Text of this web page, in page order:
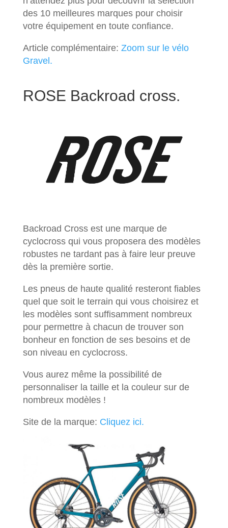
des 10 meilleures marques pour choisir
votre équipement en toute confiance.
Article complémentaire: Zoom sur le vélo
Gravel.
ROSE Backroad cross.
Backroad Cross est une marque de
cyclocross qui vous proposera des modèles
robustes ne tardant pas à faire leur preuve
dès la première sortie.
Les pneus de haute qualité resteront fiables
quel que soit le terrain qui vous choisirez et
les modèles sont suffisamment nombreux
pour permettre à chacun de trouver son
bonheur en fonction de ses besoins et de
son niveau en cyclocross.
Vous aurez même la possibilité de
personnaliser la taille et la couleur sur de
nombreux modèles !
Site de la marque: Cliquez ici.